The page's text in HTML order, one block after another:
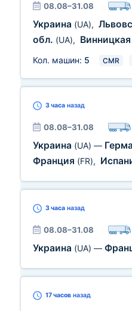
08.08–31.08
Украина (UA),
обл. (UA),
Кол. машин: 5 CMR
3 часа назад
08.08–31.08
Украина (UA) —
Франция (FR),
3 часа назад
08.08–31.08
Украина (UA) —
17 часов назад